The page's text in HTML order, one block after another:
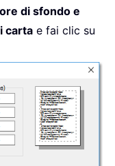
di sfondo e
carta e fai clic su